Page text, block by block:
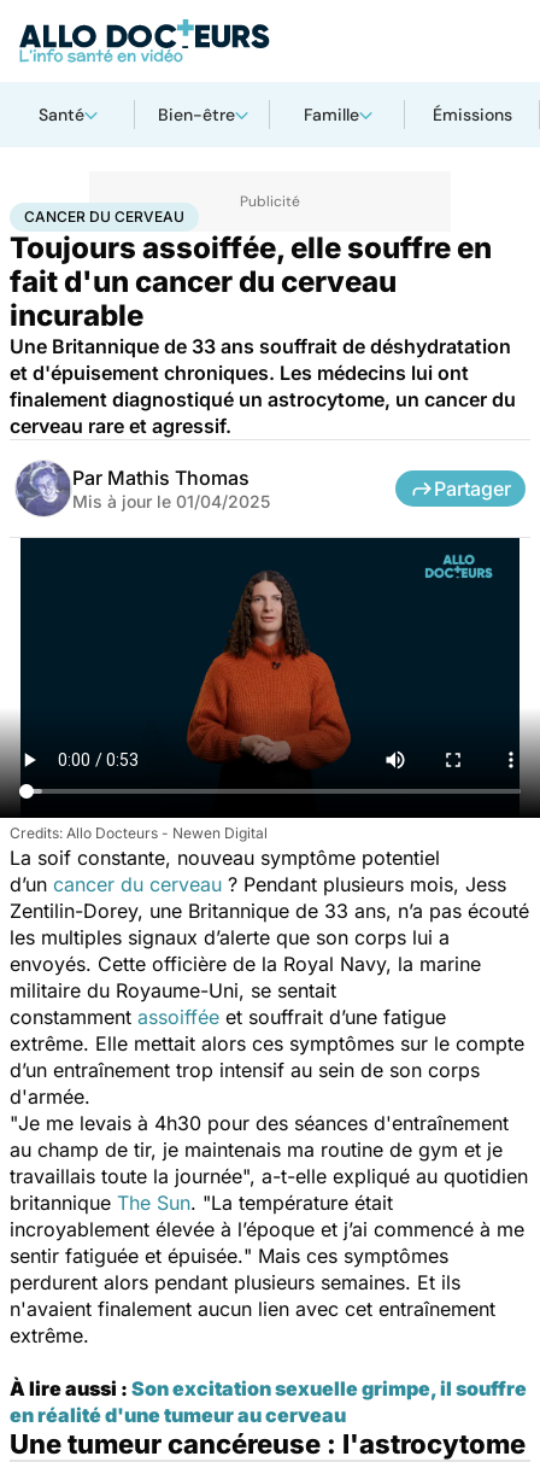
Santé Bien-être Famille Émissions
AccueilSanté MaladiesCancer Cancer du cerveau
CANCER DU CERVEAU
Toujours assoiffée, elle souffre en
fait d'un cancer du cerveau
incurable
Une Britannique de 33 ans souffrait de déshydratation
et d'épuisement chroniques. Les médecins lui ont
finalement diagnostiqué un astrocytome, un cancer du
cerveau rare et agressif.
Par Mathis Thomas
Mis à jour le 01/04/2025
Partager
Allo Docteurs - Newen Digital
La soif constante, nouveau symptôme potentiel
d’un cancer du cerveau ? Pendant plusieurs mois, Jess
Zentilin-Dorey, une Britannique de 33 ans, n’a pas écouté
les multiples signaux d’alerte que son corps lui a
envoyés. Cette officière de la Royal Navy, la marine
militaire du Royaume-Uni, se sentait
constamment assoiffée et souffrait d’une fatigue
extrême. Elle mettait alors ces symptômes sur le compte
d’un entraînement trop intensif au sein de son corps
d'armée.
"Je me levais à 4h30 pour des séances d'entraînement
au champ de tir, je maintenais ma routine de gym et je
travaillais toute la journée", a-t-elle expliqué au quotidien
britannique The Sun. "La température était
incroyablement élevée à l’époque et j’ai commencé à me
sentir fatiguée et épuisée." Mais ces symptômes
perdurent alors pendant plusieurs semaines. Et ils
n'avaient finalement aucun lien avec cet entraînement
extrême.
À lire aussi : Son excitation sexuelle grimpe, il souffre
en réalité d'une tumeur au cerveau
Une tumeur cancéreuse : l'astrocytome